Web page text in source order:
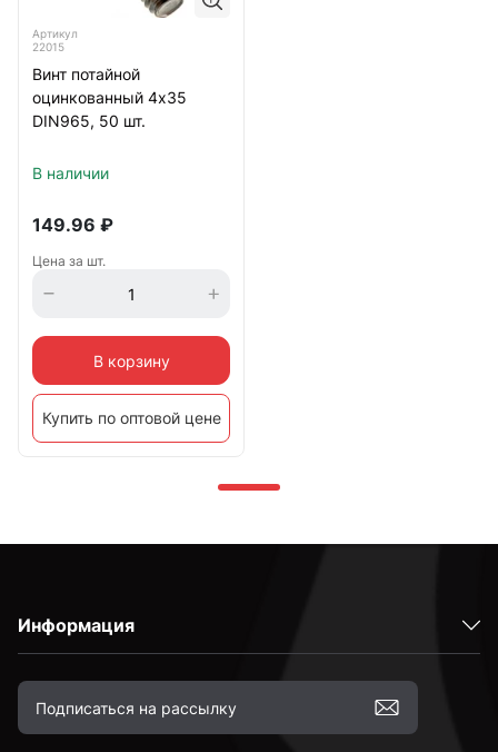
Артикул
22015
Винт потайной
оцинкованный 4х35
DIN965, 50 шт.
В наличии
149.96 ₽
Цена за шт.
В корзину
Купить по оптовой цене
Информация